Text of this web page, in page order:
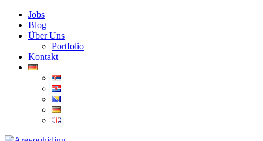
Jobs
Blog
Über Uns
Portfolio
Kontakt